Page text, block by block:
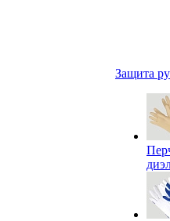
Защита